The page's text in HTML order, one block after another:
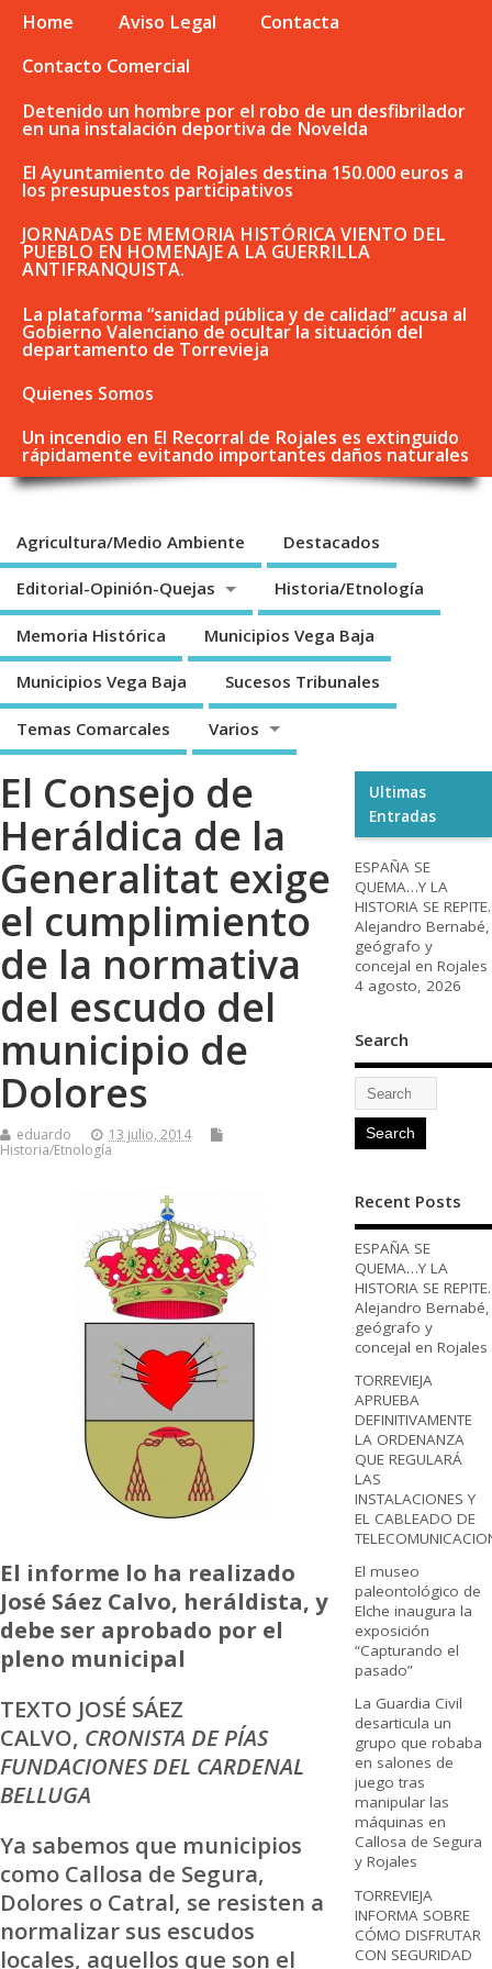
Home Aviso Legal
Contacta
Contacto Comercial
Detenido un hombre por el robo de un desfibrilador
en una instalación deportiva de Novelda
El Ayuntamiento de Rojales destina 150.000 euros a
los presupuestos participativos
JORNADAS DE MEMORIA HISTÓRICA VIENTO DEL
PUEBLO EN HOMENAJE A LA GUERRILLA
ANTIFRANQUISTA.
La plataforma “sanidad pública y de calidad” acusa al
Gobierno Valenciano de ocultar la situación del
departamento de Torrevieja
Quienes Somos
Un incendio en El Recorral de Rojales es extinguido
rápidamente evitando importantes daños naturales
Agricultura/Medio Ambiente Destacados
Editorial-Opinión-Quejas Historia/Etnología
Memoria Histórica Municipios Vega Baja
Municipios Vega Baja Sucesos Tribunales
Temas Comarcales Varios
El Consejo de
Heráldica de la
Generalitat exige
el cumplimiento
de la normativa
del escudo del
municipio de
Dolores
eduardo
13 julio, 2014
Historia/Etnología
El informe lo ha realizado
José Sáez Calvo, heráldista, y
debe ser aprobado por el
pleno municipal
TEXTO JOSÉ SÁEZ
CALVO, CRONISTA DE PÍAS
FUNDACIONES DEL CARDENAL
BELLUGA
Ya sabemos que municipios
como Callosa de Segura,
Dolores o Catral, se resisten a
normalizar sus escudos
locales, aquellos que son el
Ultimas
Entradas
ESPAÑA SE
QUEMA…Y LA
HISTORIA SE REPITE.
Alejandro Bernabé,
geógrafo y
concejal en Rojales
4 agosto, 2026
Search
Recent Posts
ESPAÑA SE
QUEMA…Y LA
HISTORIA SE REPITE.
Alejandro Bernabé,
geógrafo y
concejal en Rojales
TORREVIEJA
APRUEBA
DEFINITIVAMENTE
LA ORDENANZA
QUE REGULARÁ
LAS
INSTALACIONES Y
EL CABLEADO DE
El museo
paleontológico de
Elche inaugura la
exposición
“Capturando el
pasado”
La Guardia Civil
desarticula un
grupo que robaba
en salones de
juego tras
manipular las
máquinas en
Callosa de Segura
y Rojales
TORREVIEJA
INFORMA SOBRE
CÓMO DISFRUTAR
CON SEGURIDAD